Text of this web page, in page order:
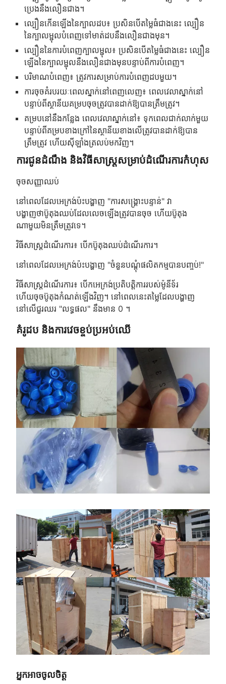
ប្រេង​នឹង​លឿន​ជាង។
ល្បឿនកើនឡើងនៃក្បាលដប៖ ប្រសិនបើតម្លៃធំជាងនេះ ល្បឿន
នៃក្បាលម្ជុលបំពេញទៅមាត់ដបនឹងលឿនជាងមុន។
ល្បឿននៃការបំពេញក្បាលម្ជុល៖ ប្រសិនបើតម្លៃធំជាងនេះ ល្បឿន
ឡើងនៃក្បាលម្ជុលនឹងលឿនជាងមុនបន្ទាប់ពីការបំពេញ។
បរិមាណបំពេញ៖ ត្រូវការសម្រាប់ការបំពេញដបមួយ។
ការចុចគំរបរយៈពេលស្នាក់នៅពេញលេញ៖ ពេលវេលាស្នាក់នៅ
បន្ទាប់ពីស្ថានីយគម្របចុចត្រូវបានដាក់ឱ្យបានត្រឹមត្រូវ។
គម្របនៅនឹងកន្លែង ពេលវេលាស្នាក់នៅ៖ ទុកពេលជាក់លាក់មួយ
បន្ទាប់ពីគម្របខាងក្រៅនៃស្ថានីយខាងលើត្រូវបានដាក់ឱ្យបាន
ត្រឹមត្រូវ ហើយស៊ីឡាំងត្រលប់មកវិញ។
ការជូនដំណឹង និងវិធីសាស្រ្តសម្រាប់ដំណើរការកំហុស
ចុចសញ្ញាឈប់
នៅពេលដែលអេក្រង់ប៉ះបង្ហាញ "ការសង្គ្រោះបន្ទាន់" វា
បង្ហាញថាប៊ូតុងឈប់ដែលលេចឡើងត្រូវបានចុច ហើយប៊ូតុង
ណាមួយមិនត្រឹមត្រូវទេ។
វិធីសាស្ត្រដំណើរការ៖ បើកប៊ូតុងឈប់ដំណើរការ។
នៅពេលដែលអេក្រង់ប៉ះបង្ហាញ "ចំនួនបណ្តុំផលិតកម្មបានបញ្ចប់!"
វិធីសាស្ត្រដំណើរការ៖ បើកអេក្រង់ប្រតិបត្តិការរបស់ម៉ូនីទ័រ
ហើយចុចប៊ូតុងកំណត់ឡើងវិញ។ នៅពេលនេះតម្លៃដែលបង្ហាញ
នៅលើជួរឈរ "លទ្ធផល" នឹងមាន 0 ។
គំរូដប និងការវេចខ្ចប់ប្រអប់ឈើ
អ្នកអាចចូលចិត្ត